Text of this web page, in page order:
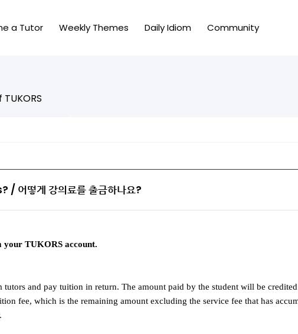
a Tutor Weekly Themes Daily Idiom Community
떻게 강의료를 출금하나요?
TUKORS account.
tutors and pay tuition in return. The amount paid by the student will be
fee, which is the remaining amount excluding the service fee that has